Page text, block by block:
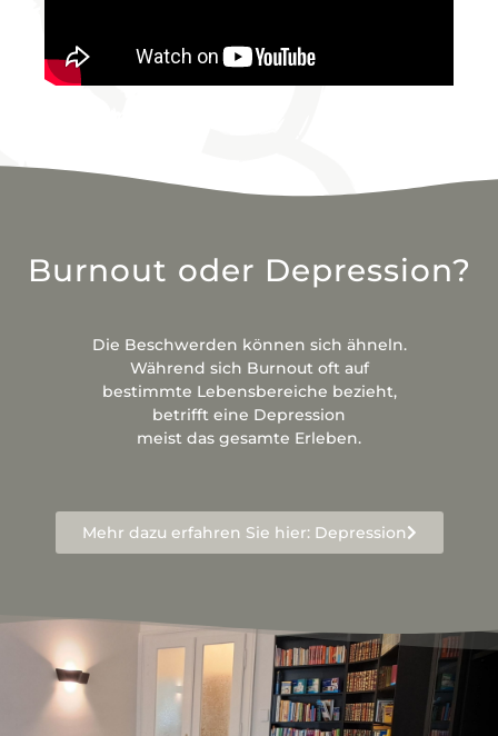
Burnout oder Depression?
Die Beschwerden können sich ähneln.
Während sich Burnout oft auf
bestimmte Lebensbereiche bezieht,
betrifft eine Depression
meist das gesamte Erleben.
Mehr dazu erfahren Sie hier: Depression